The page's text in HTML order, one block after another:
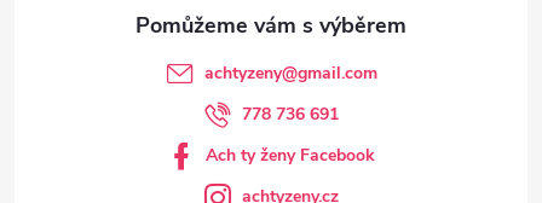
achtyzeny@gmail.com
778 736 691
Ach ty ženy Facebook
achtyzeny.cz